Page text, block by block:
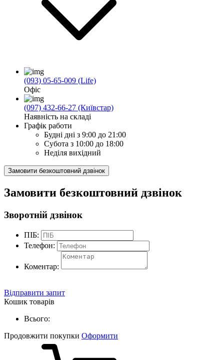
(093) 05-65-009 (Life)
Офіс
(097) 432-66-27 (Київстар)
Наявність на складі
Графік работи
Будні дні з 9:00 до 21:00
Субота з 10:00 до 18:00
Неділя вихідний
Замовити безкоштовний дзвінок
Замовити безкоштовний дзвінок
Зворотній дзвінок
ПІБ:
Телефон:
Коментар:
Відправити запит
Кошик товарів
Всього:
Продовжити покупки Оформити